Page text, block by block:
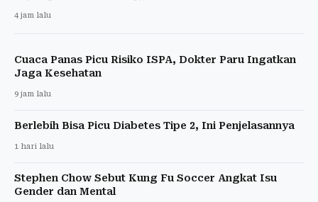
4 jam lalu
Cuaca Panas Picu Risiko ISPA, Dokter Paru Ingatkan
Jaga Kesehatan
9 jam lalu
Berlebih Bisa Picu Diabetes Tipe 2, Ini Penjelasannya
1 hari lalu
Stephen Chow Sebut Kung Fu Soccer Angkat Isu
Gender dan Mental